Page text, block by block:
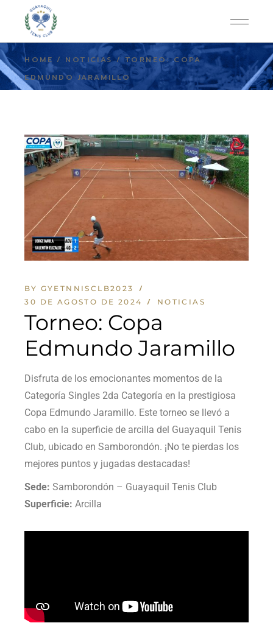
HOME NOTICIAS
TORNEO: COPA
EDMUNDO JARAMILLO
BY GYETNNISCLB2023
30 DE AGOSTO DE 2024
NOTICIAS
Torneo: Copa
Edmundo Jaramillo
Disfruta de los emocionantes momentos de la
Categoría Singles 2da Categoría en la prestigiosa
Copa Edmundo Jaramillo. Este torneo se llevó a
cabo en la superficie de arcilla del Guayaquil Tenis
Club, ubicado en Samborondón. ¡No te pierdas los
mejores puntos y jugadas destacadas!
Sede: Samborondón – Guayaquil Tenis Club
Superficie: Arcilla